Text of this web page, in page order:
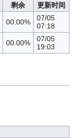
剩余
更新时间
00.00%
07/05
07:18
00.00%
07/05
19:03